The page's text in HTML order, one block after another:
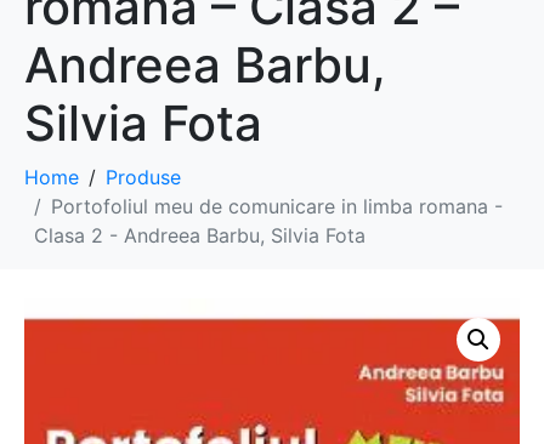
Andreea Barbu,
Silvia Fota
Home
Produse
Portofoliul meu de comunicare in limba romana -
Clasa 2 - Andreea Barbu, Silvia Fota